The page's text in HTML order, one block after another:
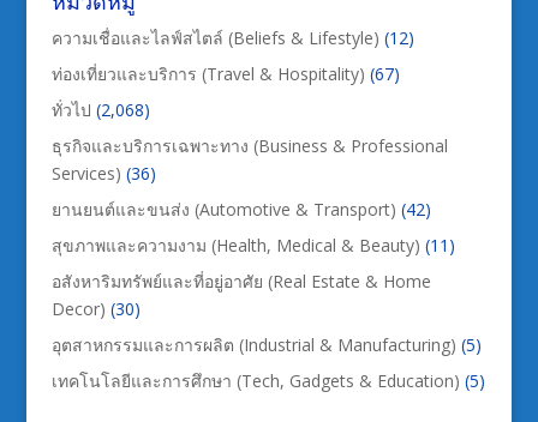
ความเชื่อและไลฟ์สไตล์ (Beliefs & Lifestyle) (12)
ท่องเที่ยวและบริการ (Travel & Hospitality) (67)
ทั่วไป (2,068)
ธุรกิจและบริการเฉพาะทาง (Business & Professional
Services) (36)
ยานยนต์และขนส่ง (Automotive & Transport) (42)
สุขภาพและความงาม (Health, Medical & Beauty) (11)
อสังหาริมทรัพย์และที่อยู่อาศัย (Real Estate & Home
Decor) (30)
อุตสาหกรรมและการผลิต (Industrial & Manufacturing) (5)
เทคโนโลยีและการศึกษา (Tech, Gadgets & Education) (5)